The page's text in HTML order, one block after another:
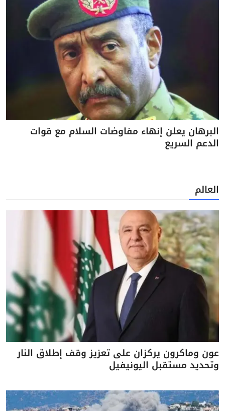
البرهان يعلن إنهاء مفاوضات السلام مع قوات
الدعم السريع
العالم
عون وماكرون يركزان على تعزيز وقف إطلاق النار
وتحديد مستقبل اليونيفيل